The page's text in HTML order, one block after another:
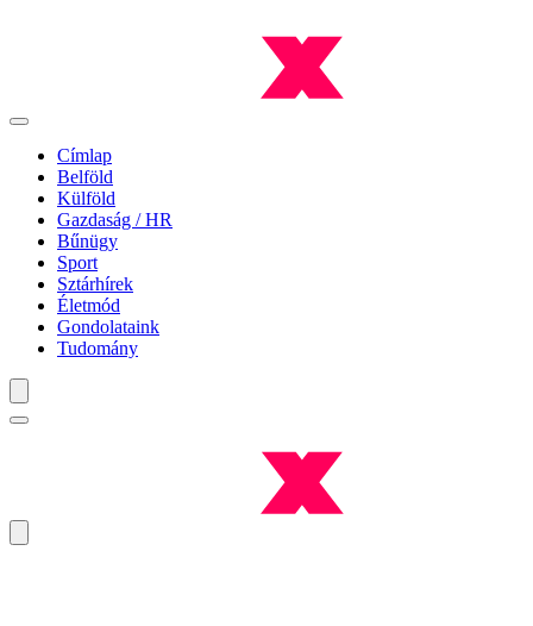
Címlap
Belföld
Külföld
Gazdaság / HR
Bűnügy
Sport
Sztárhírek
Életmód
Gondolataink
Tudomány